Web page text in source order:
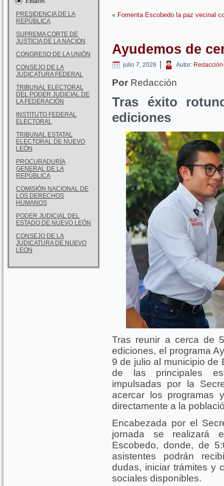
PRESIDENCIA DE LA
REPÚBLICA
SUPREMA CORTE DE
JUSTICIA DE LA NACIÓN
CONGRESO DE LA UNIÓN
CONSEJO DE LA
JUDICATURA FEDERAL
TRIBUNAL ELECTORAL
DEL PODER JUDICIAL DE
LA FEDERACIÓN
INSTITUTO FEDERAL
ELECTORAL
TRIBUNAL ESTATAL
ELECTORAL DE NUEVO
LEÓN
PROCURADURÍA
GENERAL DE LA
REPÚBLICA
COMISIÓN NACIONAL DE
LOS DERECHOS
HUMANOS
PODER JUDICIAL DEL
ESTADO DE NUEVO LEÓN
CONSEJO DE LA
JUDICATURA DE NUEVO
LEON
« Fomenta Escobedo la paz vecinal
Ayudemos de
julio 7, 2026 | Autor:
Por Redacción
Tras éxito
ediciones
Tras reunir a cerca de
ediciones, el programa
9 de julio al municipio de
de las principales
impulsadas por la
acercar los programas
directamente a la
Encabezada por el
jornada se realizará
Escobedo, donde, de
asistentes podrán
dudas, iniciar trámites y
sociales disponibles.